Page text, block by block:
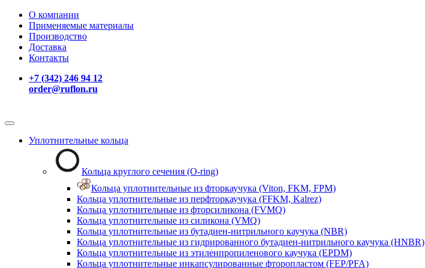
О компании
Применяемые материалы
Производство
Доставка
Контакты
+7 (342) 246 94 12
order@ruflon.ru
Уплотнительные кольца
Кольца круглого сечения (O-ring)
Кольца уплотнительные из фторкаучука (Viton, FKM, FPM)
Кольца уплотнительные из перфторкаучука (FFKM, Kalrez)
Кольца уплотнительные из фторсиликона (FVMQ)
Кольца уплотнительные из силикона (VMQ)
Кольца уплотнительные из бутадиен-нитрильного каучука (NBR)
Кольца уплотнительные из гидрированного бутадиен-нитрильного каучука (HNBR)
Кольца уплотнительные из этиленпропиленового каучука (EPDM)
Кольца уплотнительные инкапсулированные фторопластом (FEP/PFA)